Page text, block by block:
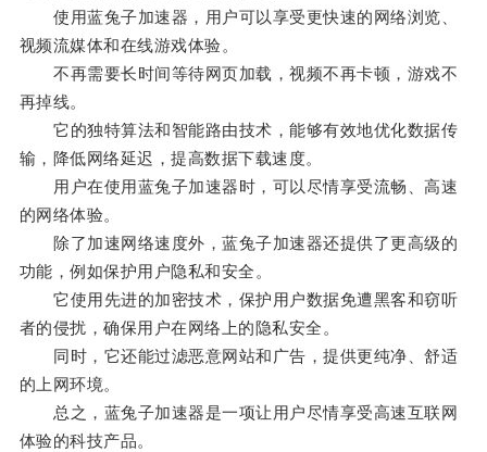
使用蓝兔子加速器，用户可以享受更快速的网络浏览、
视频流媒体和在线游戏体验。
不再需要长时间等待网页加载，视频不再卡顿，游戏不
再掉线。
它的独特算法和智能路由技术，能够有效地优化数据传
输，降低网络延迟，提高数据下载速度。
用户在使用蓝兔子加速器时，可以尽情享受流畅、高速
的网络体验。
除了加速网络速度外，蓝兔子加速器还提供了更高级的
功能，例如保护用户隐私和安全。
它使用先进的加密技术，保护用户数据免遭黑客和窃听
者的侵扰，确保用户在网络上的隐私安全。
同时，它还能过滤恶意网站和广告，提供更纯净、舒适
的上网环境。
总之，蓝兔子加速器是一项让用户尽情享受高速互联网
体验的科技产品。